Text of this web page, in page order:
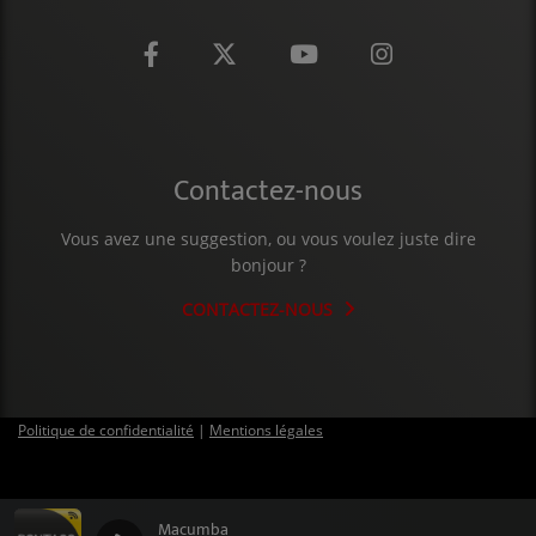
Macumba
Contactez-nous
Vous avez une suggestion, ou vous voulez juste dire
bonjour ?
CONTACTEZ-NOUS
Politique de confidentialité | Mentions légales